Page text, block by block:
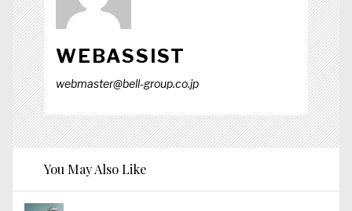
WEBASSIST
webmaster@bell-group.co.jp
You May Also Like